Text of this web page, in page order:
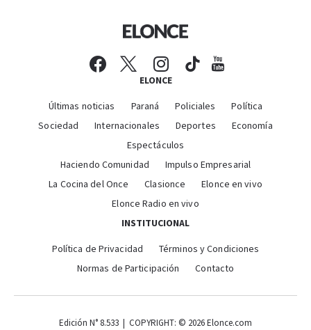
ELONCE
Últimas noticias Paraná Policiales
Política
Sociedad
Internacionales Deportes
Economía
Espectáculos
Haciendo Comunidad
Impulso Empresarial
La Cocina del Once
Clasionce
Elonce en vivo
Elonce Radio en vivo
INSTITUCIONAL
Política de Privacidad
Términos y Condiciones
Normas de Participación
Contacto
Edición N° 8.533 | COPYRIGHT: © 2026 Elonce.com